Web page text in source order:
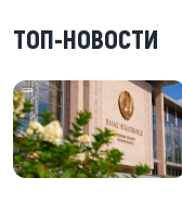
ТОП-НОВОСТИ